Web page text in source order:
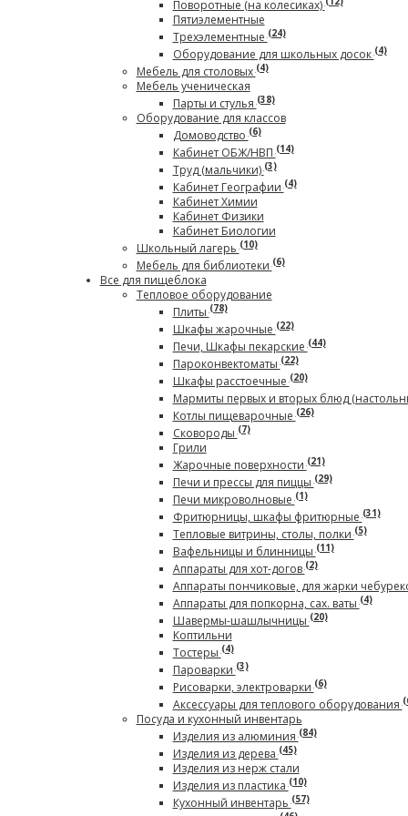
Поворотные (на колесиках)
Пятиэлементные
Трехэлементные(24)
Оборудование для школьных досок(4)
Мебель для столовых(4)
Мебель ученическая
Парты и стулья(38)
Оборудование для классов
Домоводство(6)
Кабинет ОБЖ/НВП(14)
Труд (мальчики)(3)
Кабинет Географии(4)
Кабинет Химии
Кабинет Физики
Кабинет Биологии
Школьный лагерь(10)
Мебель для библиотеки(6)
Все для пищеблока
Тепловое оборудование
Плиты(78)
Шкафы жарочные(22)
Печи, Шкафы пекарские(44)
Пароконвектоматы(22)
Шкафы расстоечные(20)
Мармиты первых и вторых блюд
Котлы пищеварочные(26)
Сковороды(7)
Грили
Жарочные поверхности(21)
Печи и прессы для пиццы(29)
Печи микроволновые(1)
Фритюрницы, шкафы фритюрные(31)
Тепловые витрины, столы, полки(5)
Вафельницы и блинницы(11)
Аппараты для хот-догов(2)
Аппараты пончиковые, для жарки
Аппараты для попкорна, сах. ваты(4)
Шавермы-шашлычницы(20)
Коптильни
Тостеры(4)
Пароварки(3)
Рисоварки, электроварки(6)
Аксессуары для теплового оборудования
Посуда и кухонный инвентарь
Изделия из алюминия(84)
Изделия из дерева(45)
Изделия из нерж стали
Изделия из пластика(10)
Кухонный инвентарь(57)